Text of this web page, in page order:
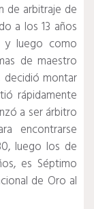
de arbitraje de
a los 13 años
y luego como
de maestro
decidió montar
rápidamente
a ser árbitro
encontrarse
luego los de
es Séptimo
de Oro al